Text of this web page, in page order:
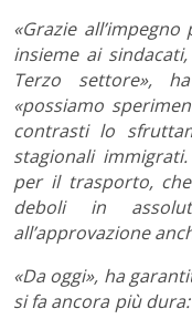
«Grazie
insieme ai
Terzo settore»,
«possiamo
contrasti lo
stagionali
per il trasporto,
deboli in
all’approvazione
«Da oggi», ha
si fa ancora più